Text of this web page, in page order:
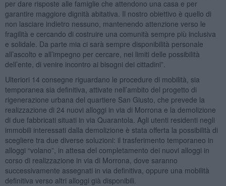
per dare risposte alle famiglie che attendono una casa e per
garantire maggiore dignità abitativa. Il nostro obiettivo è quello di
non lasciare indietro nessuno, mantenendo attenzione verso le
fragilità e cercando di costruire una comunità sempre più inclusiva
e solidale. Da parte mia ci sarà sempre disponibilità personale
all’ascolto e all’impegno per cercare, nei limiti delle possibilità
dell’ente, di venire incontro ai bisogni dei cittadini”.
Ulteriori 14 consegne riguardano le procedure di mobilità, sia
temporanea sia definitiva, attivate nell’ambito del progetto di
rigenerazione urbana del quartiere San Giusto, che prevede la
realizzazione di 24 nuovi alloggi in via di Morrona e la demolizione
di due fabbricati situati in via Quarantola. Agli utenti residenti negli
immobili interessati dalla demolizione è stata offerta la possibilità di
scegliere tra due diverse soluzioni: il trasferimento temporaneo in
alloggi “volano”, in attesa del completamento dei nuovi alloggi in
corso di realizzazione in via di Morrona, dove saranno
successivamente assegnati in via definitiva, oppure una mobilità
definitiva verso altri alloggi già disponibili.